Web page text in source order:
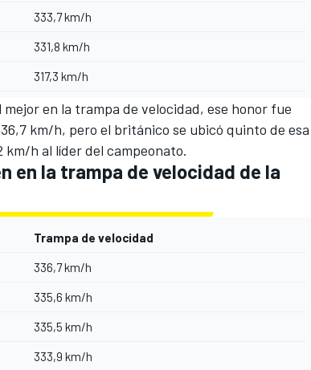
333,7 km/h
331,8 km/h
317,3 km/h
en la trampa de velocidad, ese honor fue
km/h, pero el británico se ubicó quinto de esa
h al líder del campeonato.
en la trampa de velocidad de la
Trampa de velocidad
336,7 km/h
335,6 km/h
335,5 km/h
333,9 km/h